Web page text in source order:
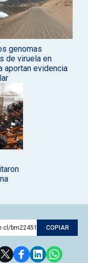
genomas
de viruela en
aportan evidencia
bm224517 COPIAR